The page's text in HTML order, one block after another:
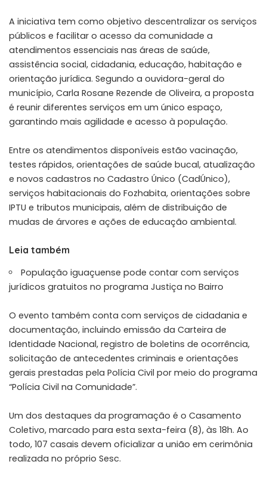
A iniciativa tem como objetivo descentralizar os serviços
públicos e facilitar o acesso da comunidade a
atendimentos essenciais nas áreas de saúde,
assistência social, cidadania, educação, habitação e
orientação jurídica. Segundo a ouvidora-geral do
município, Carla Rosane Rezende de Oliveira, a proposta
é reunir diferentes serviços em um único espaço,
garantindo mais agilidade e acesso à população.
Entre os atendimentos disponíveis estão vacinação,
testes rápidos, orientações de saúde bucal, atualização
e novos cadastros no Cadastro Único (CadÚnico),
serviços habitacionais do Fozhabita, orientações sobre
IPTU e tributos municipais, além de distribuição de
mudas de árvores e ações de educação ambiental.
Leia também
População iguaçuense pode contar com serviços
jurídicos gratuitos no programa Justiça no Bairro
O evento também conta com serviços de cidadania e
documentação, incluindo emissão da Carteira de
Identidade Nacional, registro de boletins de ocorrência,
solicitação de antecedentes criminais e orientações
gerais prestadas pela Polícia Civil por meio do programa
“Polícia Civil na Comunidade”.
Um dos destaques da programação é o Casamento
Coletivo, marcado para esta sexta-feira (8), às 18h. Ao
todo, 107 casais devem oficializar a união em cerimônia
realizada no próprio Sesc.